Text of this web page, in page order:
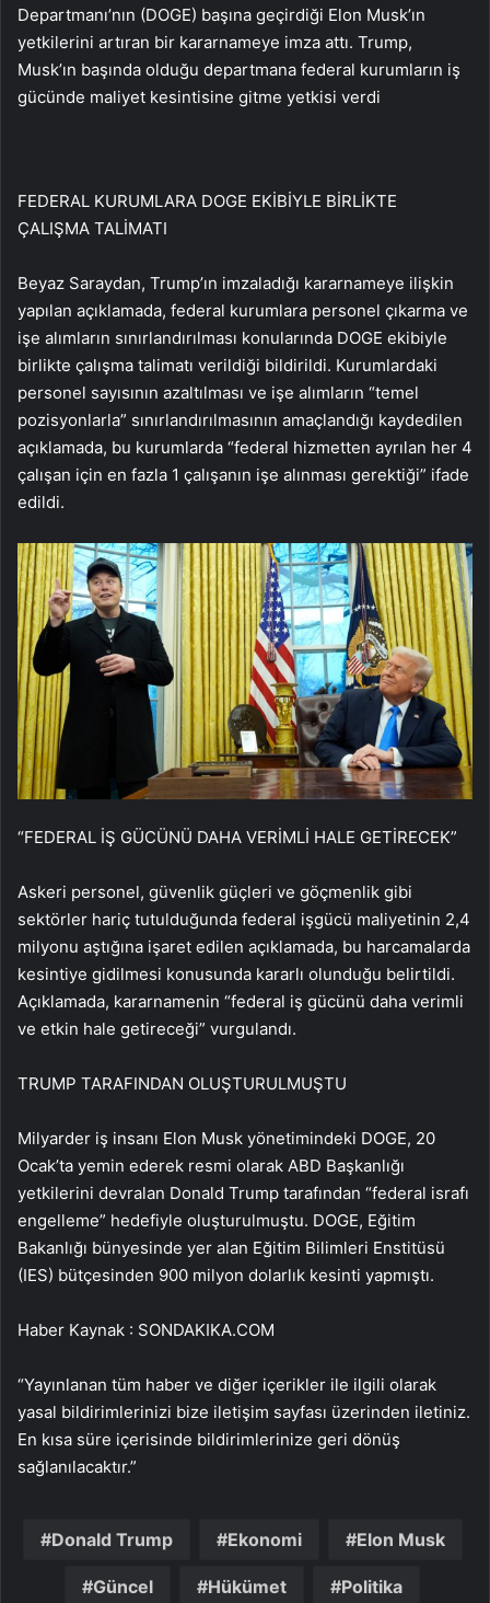
Departmanı’nın (DOGE) başına geçirdiği Elon Musk’ın
yetkilerini artıran bir kararnameye imza attı. Trump,
Musk’ın başında olduğu departmana federal kurumların iş
gücünde maliyet kesintisine gitme yetkisi verdi
FEDERAL KURUMLARA DOGE EKİBİYLE BİRLİKTE
ÇALIŞMA TALİMATI
Beyaz Saraydan, Trump’ın imzaladığı kararnameye ilişkin
yapılan açıklamada, federal kurumlara personel çıkarma ve
işe alımların sınırlandırılması konularında DOGE ekibiyle
birlikte çalışma talimatı verildiği bildirildi. Kurumlardaki
personel sayısının azaltılması ve işe alımların “temel
pozisyonlarla” sınırlandırılmasının amaçlandığı kaydedilen
açıklamada, bu kurumlarda “federal hizmetten ayrılan her 4
çalışan için en fazla 1 çalışanın işe alınması gerektiği” ifade
edildi.
“FEDERAL İŞ GÜCÜNÜ DAHA VERİMLİ HALE GETİRECEK”
Askeri personel, güvenlik güçleri ve göçmenlik gibi
sektörler hariç tutulduğunda federal işgücü maliyetinin 2,4
milyonu aştığına işaret edilen açıklamada, bu harcamalarda
kesintiye gidilmesi konusunda kararlı olunduğu belirtildi.
Açıklamada, kararnamenin “federal iş gücünü daha verimli
ve etkin hale getireceği” vurgulandı.
TRUMP TARAFINDAN OLUŞTURULMUŞTU
Milyarder iş insanı Elon Musk yönetimindeki DOGE, 20
Ocak’ta yemin ederek resmi olarak ABD Başkanlığı
yetkilerini devralan Donald Trump tarafından “federal israfı
engelleme” hedefiyle oluşturulmuştu. DOGE, Eğitim
Bakanlığı bünyesinde yer alan Eğitim Bilimleri Enstitüsü
(IES) bütçesinden 900 milyon dolarlık kesinti yapmıştı.
Haber Kaynak : SONDAKIKA.COM
“Yayınlanan tüm haber ve diğer içerikler ile ilgili olarak
yasal bildirimlerinizi bize iletişim sayfası üzerinden iletiniz.
En kısa süre içerisinde bildirimlerinize geri dönüş
sağlanılacaktır.”
Donald Trump Ekonomi Elon Musk
Güncel Hükümet Politika